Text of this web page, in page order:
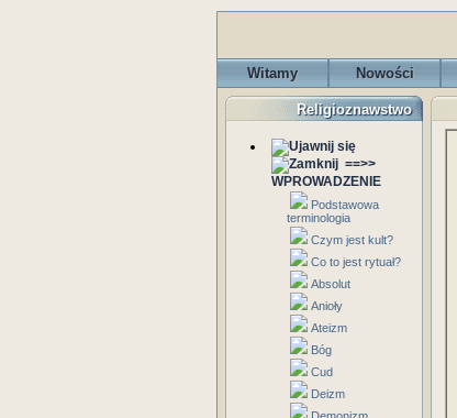
Witamy Nowości
Religioznawstwo
==>>
WPROWADZENIE
Podstawowa
terminologia
Czym jest kult?
Co to jest rytuał?
Absolut
Anioły
Ateizm
Bóg
Cud
Deizm